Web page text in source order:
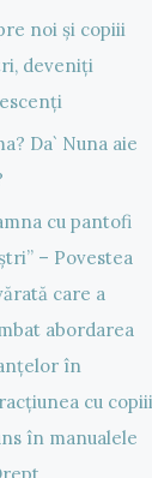
noi și copiii
deveniți
Da` Nuna aie
cu pantofi
– Povestea
care a
abordarea
în
cu copiii
în manualele